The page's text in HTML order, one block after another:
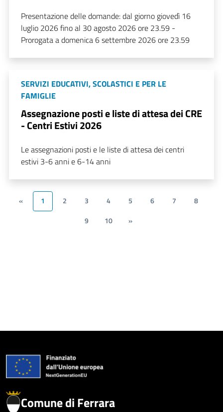
Presentazione delle domande: dal giorno giovedì 16
luglio 2026 fino al 30 agosto 2026 ore 23.59 -
Prorogata a domenica 6 settembre 2026 ore 23.59
SERVIZI EDUCATIVI, SCOLASTICI E PER LE
FAMIGLIE
Assegnazione posti e liste di attesa dei CRE
- Centri Estivi 2026
Le assegnazioni posti e le liste di attesa dei centri
estivi 3-6 anni e 6-14 anni
« 1 2 3 4 5 6 7
8
9
10 »
Comune di Ferrara